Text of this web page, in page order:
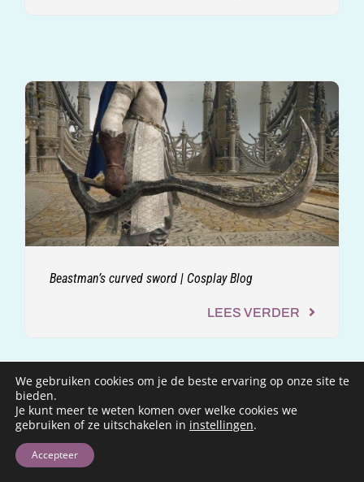
Beastman’s curved sword | Cosplay Blog
LEES VERDER
We gebruiken cookies om je de beste ervaring op onze site te
bieden.
Je kunt meer te weten komen over welke cookies we
gebruiken of ze uitschakelen in instellingen.
Accepteer